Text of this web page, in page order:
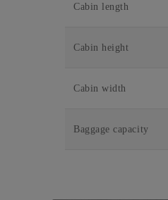
Cabin length
Cabin height
Cabin width
Baggage capacity